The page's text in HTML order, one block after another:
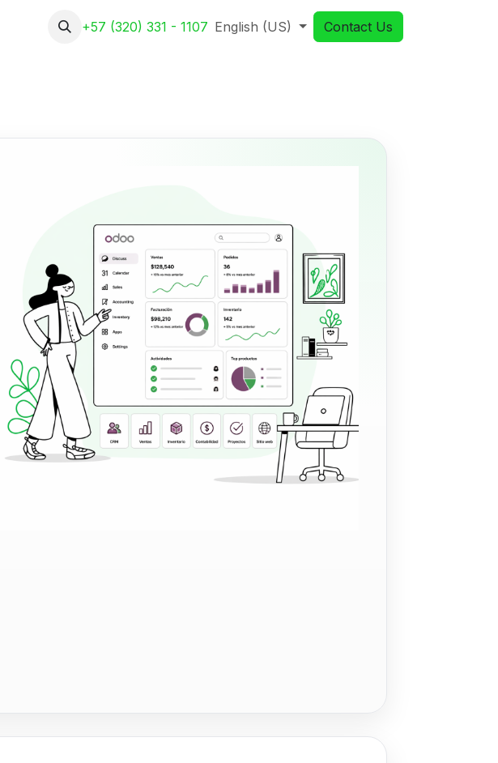
+57 (320) 331 - 1107 English (US) Contact Us